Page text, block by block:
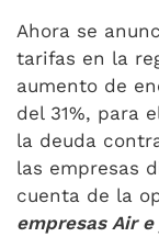
Ahora se
tarifas en la
aumento de
del 31%, para
la deuda
las empresas
cuenta de la
empresas Air